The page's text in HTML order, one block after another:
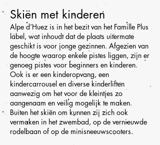
Skiën met kinderen
Alpe d’Huez is in het bezit van het Famille Plus
label, wat inhoudt dat de plaats uitermate
geschikt is voor jonge gezinnen. Afgezien van
de hoogte waarop enkele pistes liggen, zijn er
genoeg pistes voor beginners en kinderen.
Ook is er een kinderopvang, een
kindercarrousel en diverse kinderliften
aanwezig om het voor de kleintjes zo
aangenaam en veilig mogelijk te maken.
Buiten het skiën om kunnen zij zich ook
vermaken in het zwembad, op de vernieuwde
rodelbaan of op de minisneeuwscooters.